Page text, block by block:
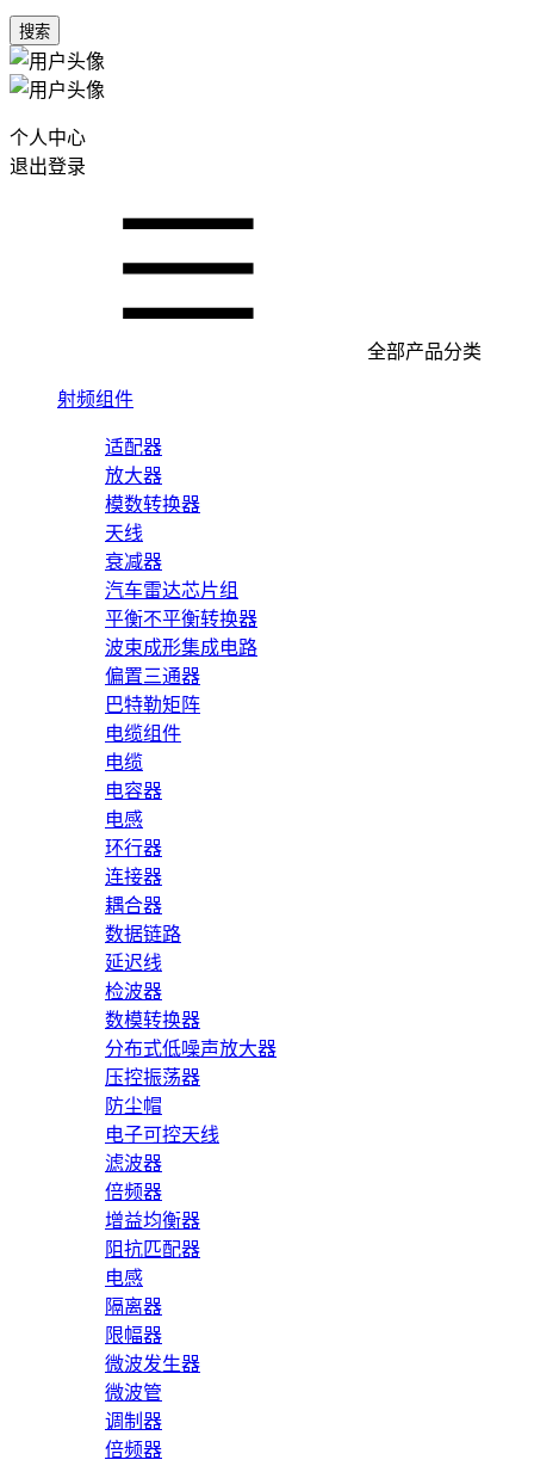
搜索
个人中心
退出登录
全部产品分类
射频组件
适配器
放大器
模数转换器
天线
衰减器
汽车雷达芯片组
平衡不平衡转换器
波束成形集成电路
偏置三通器
巴特勒矩阵
电缆组件
电缆
电容器
电感
环行器
连接器
耦合器
数据链路
延迟线
检波器
数模转换器
分布式低噪声放大器
压控振荡器
防尘帽
电子可控天线
滤波器
倍频器
增益均衡器
阻抗匹配器
电感
隔离器
限幅器
微波发生器
微波管
调制器
倍频器